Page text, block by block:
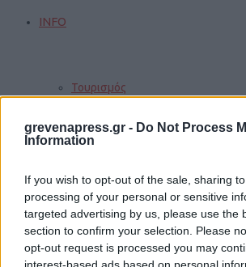
grevenapress.gr - Do Not Process
Information
If you wish to opt-out of the sale, sharing
processing of your personal or sensitive
targeted advertising by us, please use the
section to confirm your selection. Please
opt-out request is processed you may
INFO
Τουρισμός
Δρομολόγια